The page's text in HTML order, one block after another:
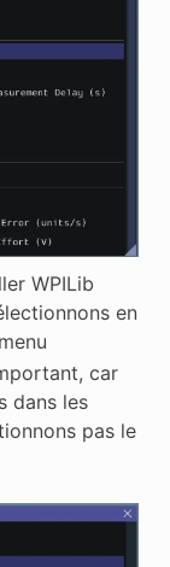
WPILib
en
car
dans les
pas le